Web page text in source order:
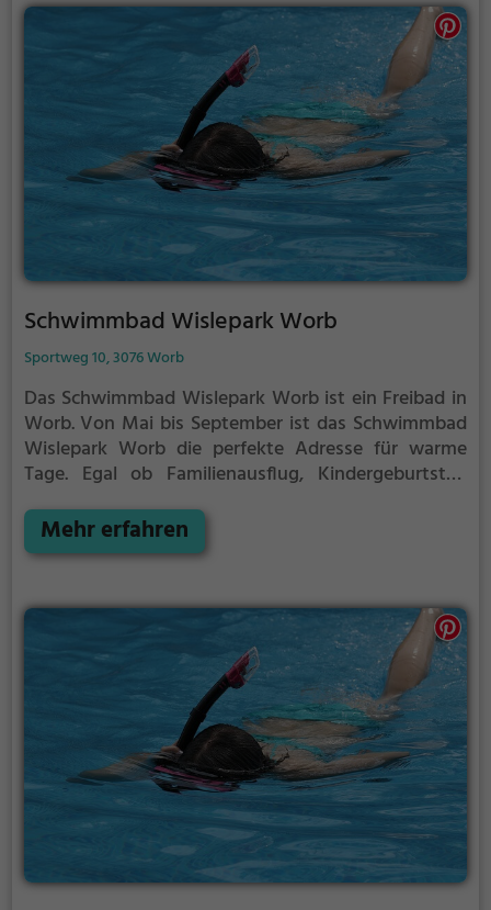
Schwimmbad Wislepark Worb
Sportweg 10, 3076 Worb
Das Schwimmbad Wislepark Worb ist ein Freibad in
Worb. Von Mai bis September ist das Schwimmbad
Wislepark Worb die perfekte Adresse für warme
Tage. Egal ob Familienausflug, Kindergeburtstag
Wislepark Worb kommt jeder auf seine Kosten. Bei
gutem Wetter kann die Freibadsaison im
werden. Informationen hierzu findest du auf der
Website.
Mehr erfahren